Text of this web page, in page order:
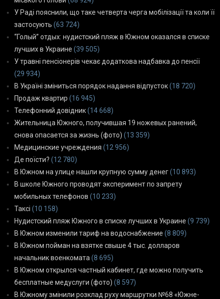
У Раді пояснили, що таке четверта черга мобілізації та коли її
застосують (63 724)
“Голый” отдых: нудистский пляж в Южном оказался в списке
лучших в Украине (39 505)
У травні пенсіонерів чекає додаткова надбавка до пенсії
(29 934)
В Україні зміниться порядок надання відпусток(18 720)
Продаж квартир (16 945)
Телефонний довідник(14 668)
Жительница Южного, получившая 19 ножевых ранений,
снова опасается за жизнь (фото) (13 359)
Медицинские учреждения (12 956)
Де поїсти? (12 780)
В Южном на улице нашли крупную сумму денег(10 893)
В школе Южного проводят эксперимент по запрету
мобильных телефонов (10 233)
Таксі (10 158)
Нудистский пляж Южного в списке лучших в Украине (9 739)
В Южном изменили тариф на водоснабжение (8 809)
В Южном пойман на взятке свыше 4 тыс. долларов
начальник военкомата (8 695)
В Южном открылся частный кабинет, где можно получить
бесплатные медуслуги (фото) (8 597)
В Южному змінили розклад руху маршрутки №68 «Южне-